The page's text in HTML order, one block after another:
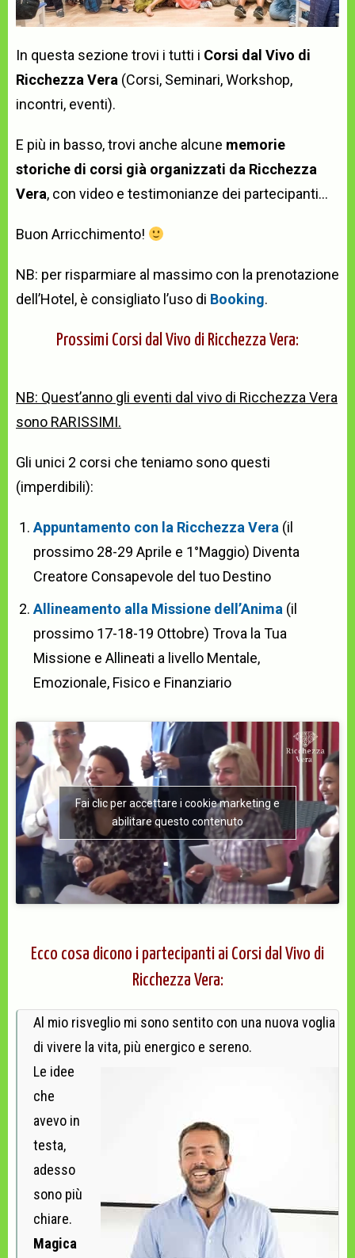
In questa sezione trovi i tutti i Corsi dal Vivo di
Ricchezza Vera (Corsi, Seminari, Workshop,
incontri, eventi).
E più in basso, trovi anche alcune memorie
storiche di corsi già organizzati da Ricchezza
Vera, con video e testimonianze dei partecipanti…
Buon Arricchimento!
NB: per risparmiare al massimo con la prenotazione
dell’Hotel, è consigliato l’uso di Booking.
Prossimi Corsi dal Vivo di Ricchezza Vera:
NB: Quest’anno gli eventi dal vivo di Ricchezza Vera
sono RARISSIMI.
Gli unici 2 corsi che teniamo sono questi
(imperdibili):
Appuntamento con la Ricchezza Vera (il
prossimo 28-29 Aprile e 1°Maggio) Diventa
Creatore Consapevole del tuo Destino
Allineamento alla Missione dell’Anima (il
prossimo 17-18-19 Ottobre) Trova la Tua
Missione e Allineati a livello Mentale,
Emozionale, Fisico e Finanziario
Fai clic per accettare i cookie marketing e
abilitare questo contenuto
Ecco cosa dicono i partecipanti ai Corsi dal Vivo di
Ricchezza Vera:
Al mio risveglio mi sono sentito con una nuova voglia
di vivere la vita, più energico e sereno.
Le idee
che
avevo in
testa,
adesso
sono più
chiare.
Magica